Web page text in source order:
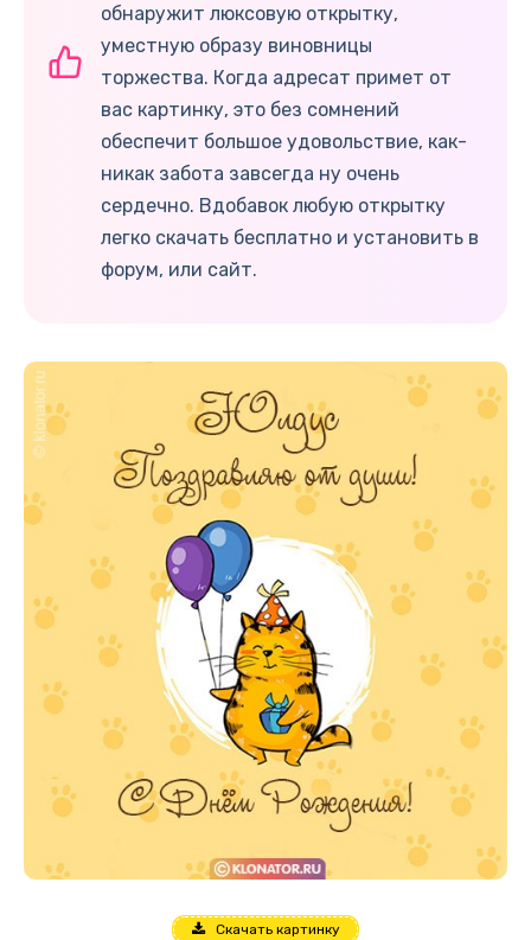
обнаружит люксовую открытку,
уместную образу виновницы
торжества. Когда адресат примет от
вас картинку, это без сомнений
обеспечит большое удовольствие, как-
никак забота завсегда ну очень
сердечно. Вдобавок любую открытку
легко скачать бесплатно и установить в
форум, или сайт.
Скачать картинку